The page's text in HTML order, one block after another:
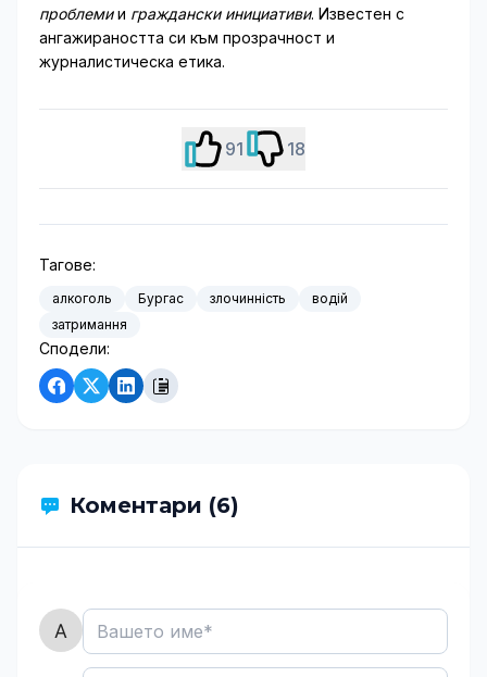
проблемии граждански инициативи. Известен с
ангажираността си към прозрачност и
журналистическа етика.
91 18
Тагове:
алкоголь Бургас злочинність
водій
затримання
Сподели:
Коментари (6)